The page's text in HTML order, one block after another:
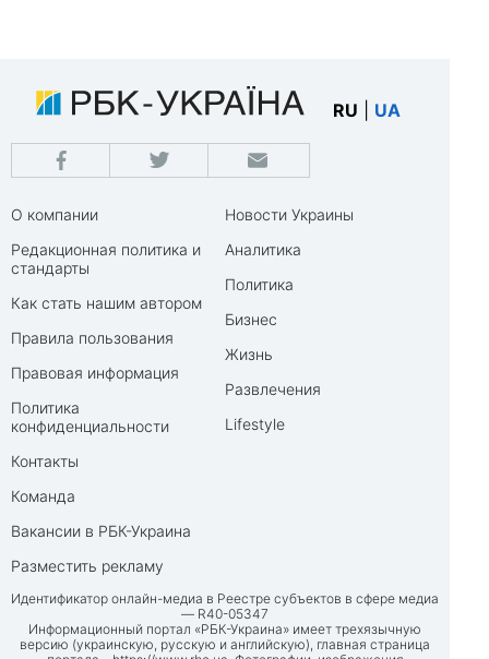
RU UA
О компании
Редакционная политика и
стандарты
Как стать нашим автором
Правила пользования
Правовая информация
Политика
конфиденциальности
Контакты
Команда
Вакансии в РБК-Украина
Разместить рекламу
Новости Украины
Аналитика
Политика
Бизнес
Жизнь
Развлечения
Lifestyle
Идентификатор онлайн-медиа в Реестре субъектов в сфере медиа
— R40-05347
Информационный портал «РБК-Украина» имеет трехязычную
версию (украинскую, русскую и английскую), главная страница